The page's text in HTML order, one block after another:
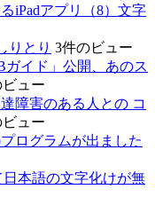
iPadアプリ（8）文字
りとり 3件のビュー
ガイド」公開、あのス
ュー
障害のある人との コ
ュー
ログラムが出ました
本語の文字化けが無